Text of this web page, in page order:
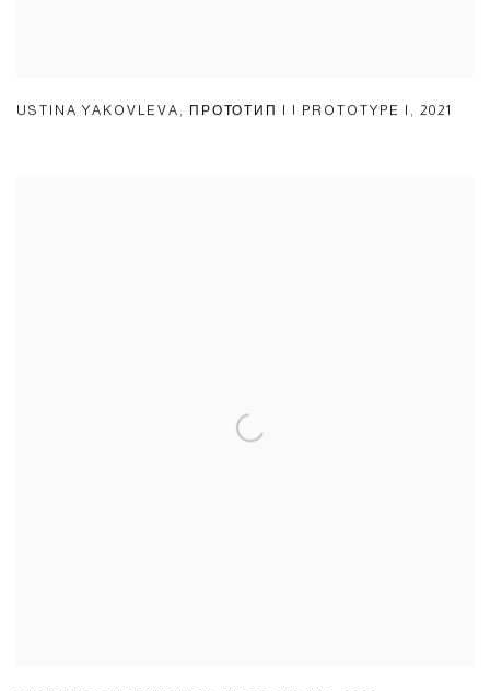
USTINA YAKOVLEVA , ПРОТОТИП I | PROTOTYPE I , 2021